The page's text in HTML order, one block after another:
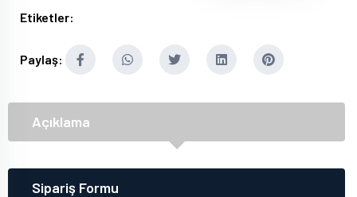
Etiketler:
Paylaş:
Açıklama
Sipariş Formu